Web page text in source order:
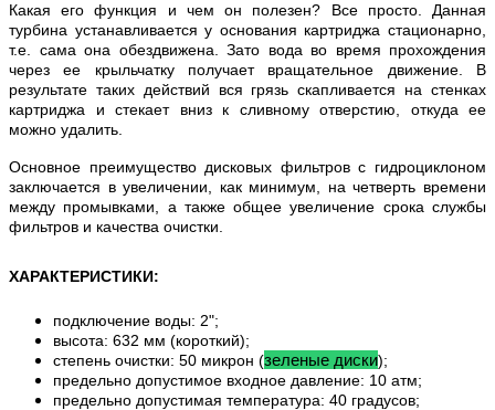
Какая его функция и чем он полезен? Все просто. Данная
турбина устанавливается у основания картриджа стационарно,
т.е. сама она обездвижена. Зато вода во время прохождения
через ее крыльчатку получает вращательное движение. В
результате таких действий вся грязь скапливается на стенках
картриджа и стекает вниз к сливному отверстию, откуда ее
можно удалить.
Основное преимущество дисковых фильтров с гидроциклоном
заключается в увеличении, как минимум, на четверть времени
между промывками, а также общее увеличение срока службы
фильтров и качества очистки.
ХАРАКТЕРИСТИКИ:
подключение воды: 2";
высота: 632 мм (короткий);
степень очистки: 50 микрон (зеленые диски);
предельно допустимое входное давление: 10 атм;
предельно допустимая температура: 40 градусов;